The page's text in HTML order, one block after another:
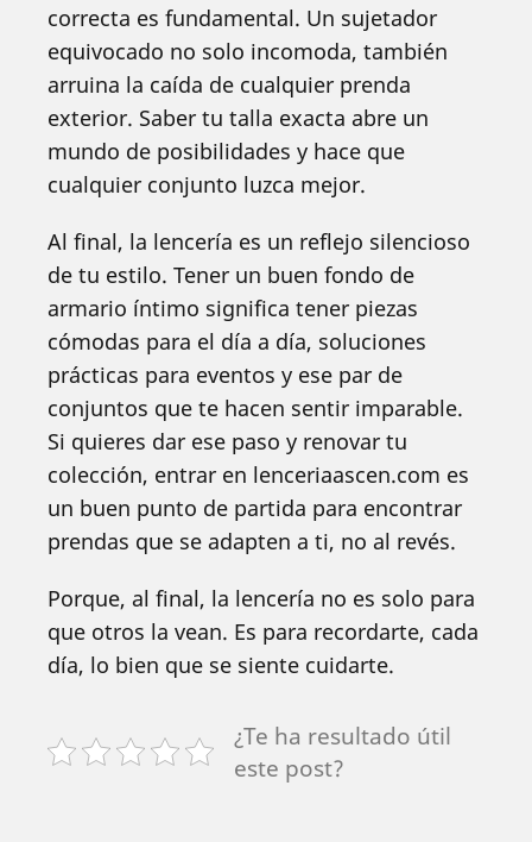
correcta es fundamental. Un sujetador
equivocado no solo incomoda, también
arruina la caída de cualquier prenda
exterior. Saber tu talla exacta abre un
mundo de posibilidades y hace que
cualquier conjunto luzca mejor.
Al final, la lencería es un reflejo silencioso
de tu estilo. Tener un buen fondo de
armario íntimo significa tener piezas
cómodas para el día a día, soluciones
prácticas para eventos y ese par de
conjuntos que te hacen sentir imparable.
Si quieres dar ese paso y renovar tu
colección, entrar en lenceriaascen.com es
un buen punto de partida para encontrar
prendas que se adapten a ti, no al revés.
Porque, al final, la lencería no es solo para
que otros la vean. Es para recordarte, cada
día, lo bien que se siente cuidarte.
¿Te ha resultado útil
este post?